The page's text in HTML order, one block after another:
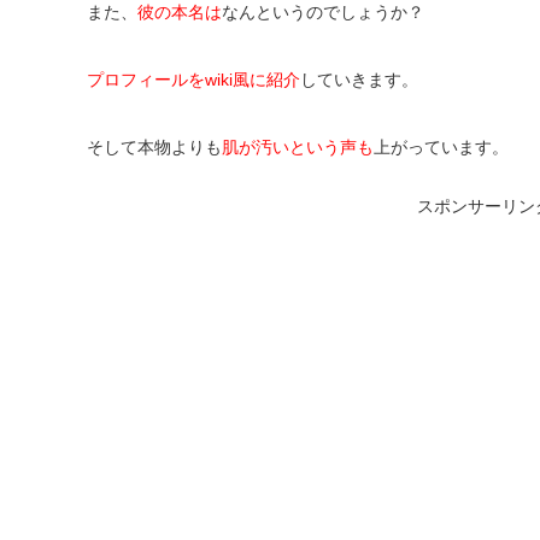
また、 彼の本名はなんというのでしょうか？
プロフィールをwiki風に紹介していきます。
そして本物よりも肌が汚いという声も 上がっています。
スポンサーリン